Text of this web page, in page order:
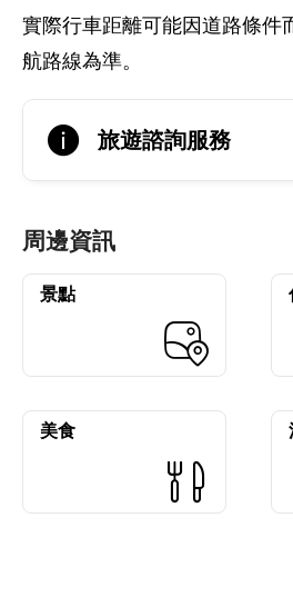
實際行車距離可能因道路條件
航路線為準。
旅遊諮詢服務
周邊資訊
景點
美食